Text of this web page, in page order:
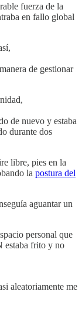
fuerza de la
en fallo global
de gestionar
de nuevo y estaba
durante dos
libre, pies en la
la postura del
aguantar un
personal que
estaba frito y no
aleatoriamente me